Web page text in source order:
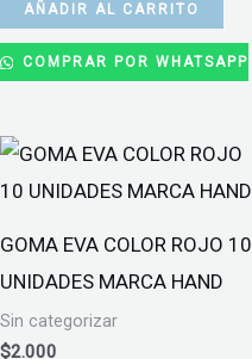
AÑADIR AL CARRITO
COMPRAR POR WHATSAPP
GOMA EVA COLOR ROJO 10
UNIDADES MARCA HAND
Sin categorizar
$2.000